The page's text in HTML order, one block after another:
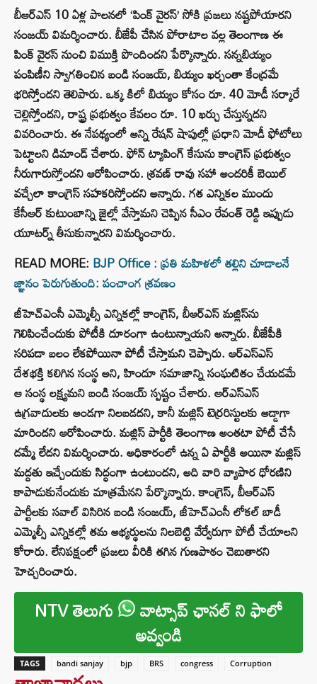
బీఆర్ఎస్ 10 ఏళ్ల పాలనలో ‘పింక్ వైరస్’ సోకి ప్రజలు నష్టపోయారని
సంజయ్ విమర్శించారు. బీజేపీ చేసిన పోరాటాల వల్ల తెలంగాణ ఈ
పింక్ వైరస్ నుంచి విముక్తి పొందిందని పేర్కొన్నారు. సన్నబియ్యం
పంపిణీని స్వాగతించిన బండి సంజయ్, బియ్యం ఖర్చంతా కేంద్రమే
భరిస్తోందని తెలిపారు. ఒక్క కిలో బియ్యం కోసం రూ. 40 మోడీ సర్కారే
చెల్లిస్తోందని, రాష్ట్ర ప్రభుత్వం కేవలం రూ. 10 ఖర్చు చేస్తున్నదని
వివరించారు. ఈ నేపథ్యంలో అన్ని రేషన్ షాపుల్లో ప్రధాని మోడీ ఫోటోలు
పెట్టాలని డిమాండ్ చేశారు. ఫోన్ ట్యాపింగ్ కేసును కాంగ్రెస్ ప్రభుత్వం
నీరుగారుస్తోందని ఆరోపించారు. శ్రవణ్ రావు సహా అందరికీ బెయిల్
వచ్చేలా కాంగ్రెస్ సహకరిస్తోందని అన్నారు. గత ఎన్నికల ముందు
కేసీఆర్ కుటుంబాన్ని జైల్లో వేస్తామని చెప్పిన సీఎం రేవంత్ రెడ్డి ఇప్పుడు
యూటర్న్ తీసుకున్నారని విమర్శించారు.
READ MORE: BJP Office : ప్రతి మహిళలో తల్లిని చూడాలనే
జ్ఞానం పెరుగుతుంది: పంచాంగ శ్రవణం
జీహెచ్ఎంసీ ఎమ్మెల్సీ ఎన్నికల్లో కాంగ్రెస్, బీఆర్ఎస్ మజ్లిస్‌ను
గెలిపించేందుకు పోటీకి దూరంగా ఉంటున్నాయని అన్నారు. బీజేపీకి
సరిపడా బలం లేకపోయినా పోటీ చేస్తామని చెప్పారు. ఆర్ఎస్ఎస్
దేశభక్తి కలిగిన సంస్థ అని, హిందూ సమాజాన్ని సంఘటితం చేయడమే
ఆ సంస్థ లక్ష్యమని బండి సంజయ్ స్పష్టం చేశారు. ఆర్ఎస్ఎస్
ఉగ్రవాదులకు అండగా నిలబడదని, కానీ మజ్లిస్ టెర్రరిస్టులకు అడ్డాగా
మారిందని ఆరోపించారు. మజ్లిస్ పార్టీకి తెలంగాణ అంతటా పోటీ చేసే
దమ్మే లేదని విమర్శించారు. అధికారంలో ఉన్న ఏ పార్టీకి అయినా మజ్లిస్
మద్దతు ఇచ్చేందుకు సిద్ధంగా ఉంటుందని, అది వారి వ్యాపార ధోరణిని
కాపాడుకునేందుకు మాత్రమేనని పేర్కొన్నారు. కాంగ్రెస్, బీఆర్ఎస్
పార్టీలకు సవాల్ విసిరిన బండి సంజయ్, జీహెచ్ఎంసీ లోకల్ బాడీ
ఎమ్మెల్సీ ఎన్నికల్లో తమ అభ్యర్థులను నిలబెట్టి వేర్వేరుగా పోటీ చేయాలని
కోరారు. లేనిపక్షంలో ప్రజలు వీరికి తగిన గుణపాఠం చెబుతారని
హెచ్చరించారు.
NTV తెలుగు వాట్సాప్ ఛానల్ ని ఫాలో
అవ్వండి
TAGS bandi sanjay bjp BRS congress Corruption